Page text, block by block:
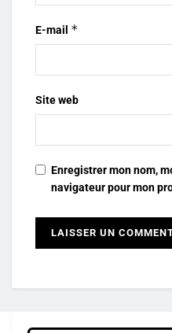
E-mail *
Site web
Enregistrer mon nom,
navigateur pour mon